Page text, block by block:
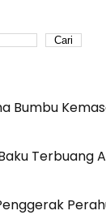
Cari
Bumbu
Terbuang